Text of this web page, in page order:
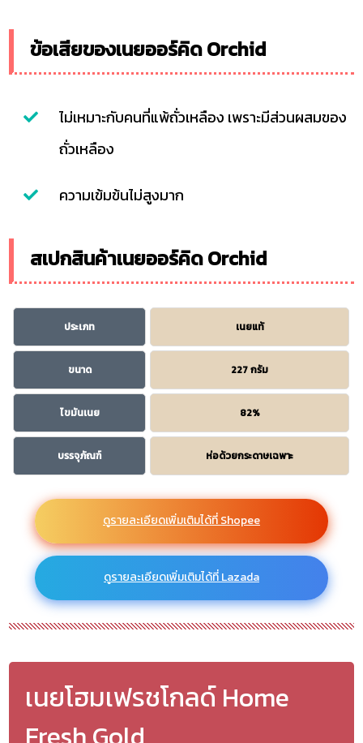
ข้อเสียของเนยออร์คิด Orchid
ไม่เหมาะกับคนที่แพ้ถั่วเหลือง เพราะมีส่วนผสมของ
ถั่วเหลือง
ความเข้มข้นไม่สูงมาก
สเปกสินค้าเนยออร์คิด Orchid
ประเภท เนยแท้
ขนาด 227 กรัม
ไขมันเนย 82%
บรรจุภัณฑ์ ห่อด้วยกระดาษเฉพาะ
ดูรายละเอียดเพิ่มเติมได้ที่ Shopee
ดูรายละเอียดเพิ่มเติมได้ที่ Lazada
เนยโฮมเฟรชโกลด์ Home